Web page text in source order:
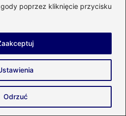
poprzez kliknięcie przycisku
Odrzuć